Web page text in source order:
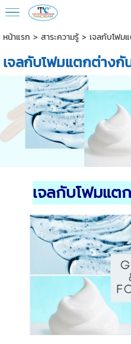
หน้าแรก > สาระความรู้> เจลกับโฟม
เจลกับโฟมแตกต่างกั
เจลกับโฟมแต